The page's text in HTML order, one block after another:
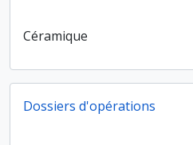
Céramique
Dossiers d'opérations